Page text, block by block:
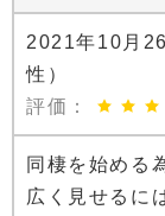
2021年10月
性）
評価：
同棲を始める
広く見せるに